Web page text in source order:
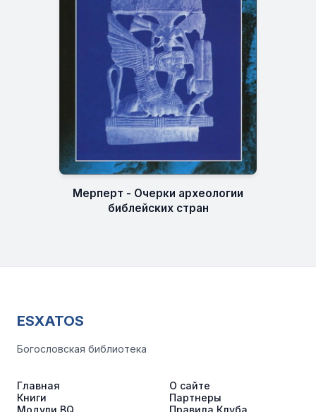
Мерперт - Очерки археологии
библейских стран
ESXATOS
Богословская библиотека
Главная
Книги
О сайте
Партнеры